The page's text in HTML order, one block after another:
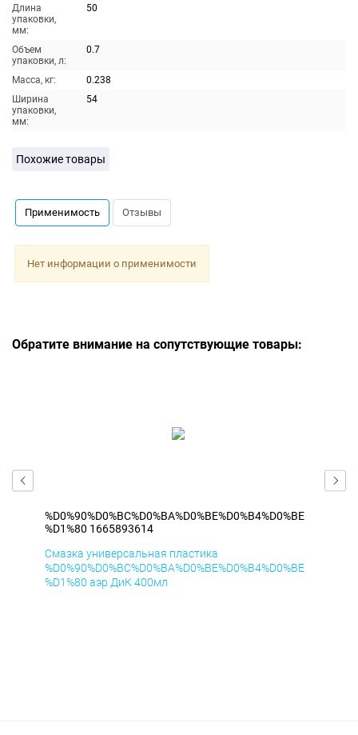
Длина
упаковки,
мм:
50
Объем
упаковки, л:
0.7
Масса, кг:
0.238
Ширина
упаковки,
мм:
54
Похожие товары
Применимость Отзывы
Нет информации о применимости
Обратите внимание на сопутствующие товары:
%D0%90%D0%BC%D0%BA%D0%BE%D0%B4%D0%BE
%D1%80 1665893614
Смазка универсальная пластика
%D0%90%D0%BC%D0%BA%D0%BE%D0%B4%D0%BE
%D1%80 аэр ДиК 400мл